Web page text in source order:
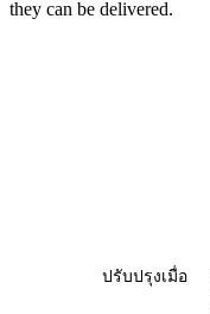
they can be delivered.
ปรับปรุงเมื่อ